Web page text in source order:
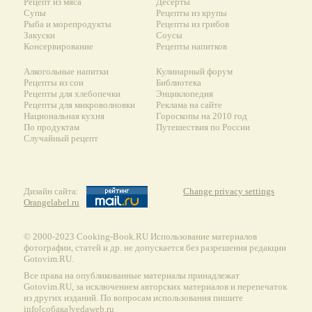
Супы
Рыба и морепродукты
Закуски
Консервирование
Рецепты из крупы
Рецепты из грибов
Соусы
Рецепты напитков
Алкогольные напитки
Рецепты из сои
Рецепты для хлебопечки
Рецепты для микроволновки
Национальная кухня
По продуктам
Случайный рецепт
Кулинарный форум
Библиотека
Энциклопедия
Реклама на сайте
Гороскопы на 2010 год
Путешествия по России
Дизайн сайта:
Orangelabel.ru
Change privacy settings
© 2000-2023 Сooking-Book.RU Использование материалов
фотографии, статей и др. не допускается без разрешения редакции
Gotovim.RU.
Все права на опубликованные материалы принадлежат
Gotovim.RU, за исключением авторских материалов и перепечаток
из других изданий. По вопросам использования пишите
info[собака]vedaweb.ru